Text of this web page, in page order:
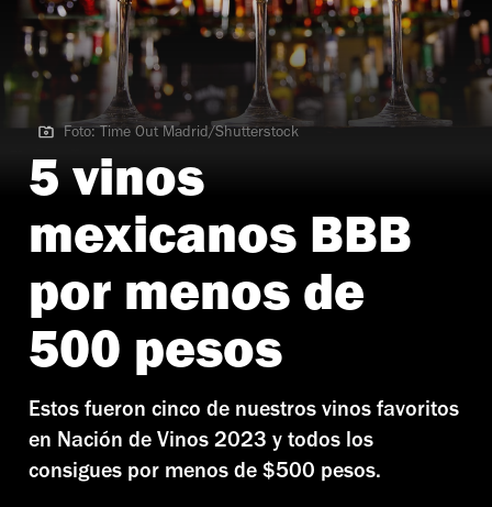
Foto: Time Out Madrid/Shutterstock
Foto: Time Out Madrid/Shutterstock
5 vinos
mexicanos BBB
por menos de
500 pesos
Estos fueron cinco de nuestros vinos favoritos
en Nación de Vinos 2023 y todos los
consigues por menos de $500 pesos.